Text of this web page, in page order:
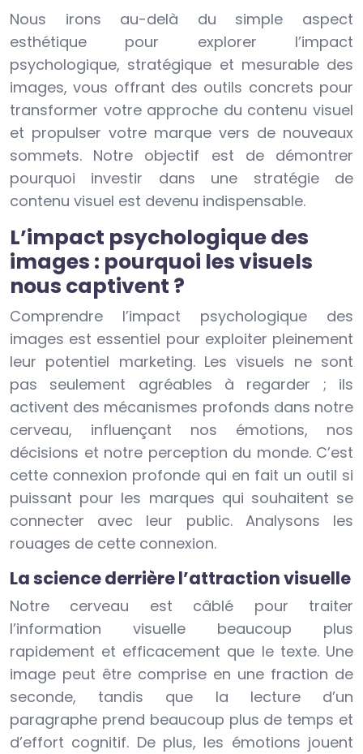
Nous irons au-delà du simple aspect
esthétique pour explorer l’impact
psychologique, stratégique et mesurable des
images, vous offrant des outils concrets pour
transformer votre approche du contenu visuel
et propulser votre marque vers de nouveaux
sommets. Notre objectif est de démontrer
pourquoi investir dans une stratégie de
contenu visuel est devenu indispensable.
L’impact psychologique des
images : pourquoi les visuels
nous captivent ?
Comprendre l’impact psychologique des
images est essentiel pour exploiter pleinement
leur potentiel marketing. Les visuels ne sont
pas seulement agréables à regarder ; ils
activent des mécanismes profonds dans notre
cerveau, influençant nos émotions, nos
décisions et notre perception du monde. C’est
cette connexion profonde qui en fait un outil si
puissant pour les marques qui souhaitent se
connecter avec leur public. Analysons les
rouages de cette connexion.
La science derrière l’attraction visuelle
Notre cerveau est câblé pour traiter
l’information visuelle beaucoup plus
rapidement et efficacement que le texte. Une
image peut être comprise en une fraction de
seconde, tandis que la lecture d’un
paragraphe prend beaucoup plus de temps et
d’effort cognitif. De plus, les émotions jouent